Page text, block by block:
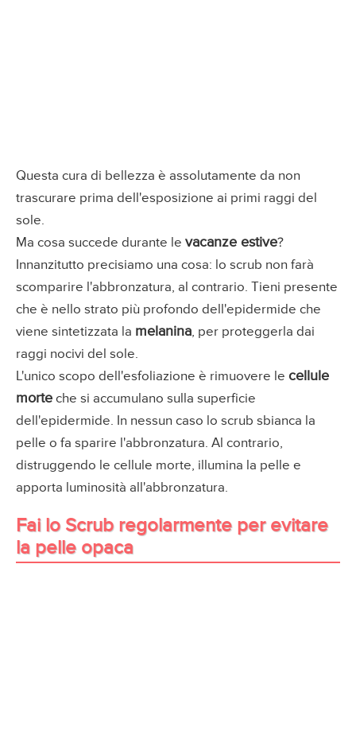
Questa cura di bellezza è assolutamente da non
trascurare prima dell'esposizione ai primi raggi del
sole.
Ma cosa succede durante le vacanze estive?
Innanzitutto precisiamo una cosa: lo scrub non farà
scomparire l'abbronzatura, al contrario. Tieni presente
che è nello strato più profondo dell'epidermide che
viene sintetizzata la melanina, per proteggerla dai
raggi nocivi del sole.
L'unico scopo dell'esfoliazione è rimuovere le cellule
morte che si accumulano sulla superficie
dell'epidermide. In nessun caso lo scrub sbianca la
pelle o fa sparire l'abbronzatura. Al contrario,
distruggendo le cellule morte, illumina la pelle e
apporta luminosità all'abbronzatura.
Fai lo Scrub regolarmente per evitare
la pelle opaca